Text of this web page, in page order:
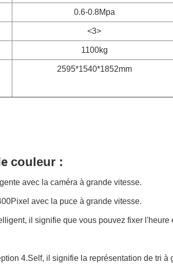
0.6-0.8Mpa
<3>
1100kg
2595*1540*1852mm
couleur :
avec la caméra à grande vitesse.
avec la puce à grande vitesse.
il signifie que vous pouvez fixer l'heure
4.Self, il signifie la représentation de tri à